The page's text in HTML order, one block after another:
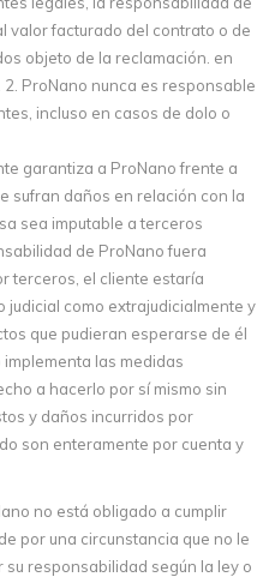
valor facturado del contrato o de
objeto de la reclamación. en
ProNano nunca es responsable
incluso en casos de dolo o
garantiza a ProNano frente a
sufran daños en relación con la
sea imputable a terceros
de ProNano fuera
terceros, el cliente estaría
judicial como extrajudicialmente y
que pudieran esperarse de él
las medidas
a hacerlo por sí mismo sin
y daños incurridos por
son enteramente por cuenta y
no está obligado a cumplir
por una circunstancia que no le
responsabilidad según la ley o